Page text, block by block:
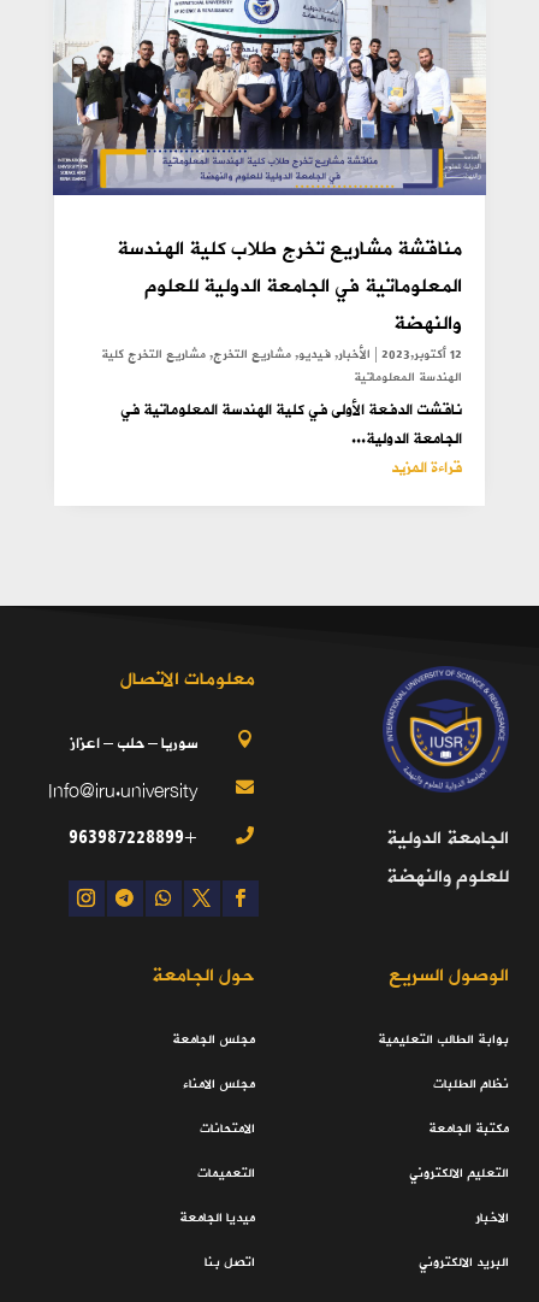
مناقشة مشاريع تخرج طلاب كلية الهندسة
المعلوماتية في الجامعة الدولية للعلوم
والنهضة
12 أكتوبر,2023 | الأخبار,فيديو,مشاريع التخرج,مشاريع التخرج كلية
الهندسة المعلوماتية
ناقشت الدفعة الأولى في كلية الهندسة المعلوماتية في
الجامعة الدولية...
قراءة المزيد
الجامعة الدولية
للعلوم والنهضة
معلومات الاتصال
 سوريا – حلب – اعزاز

Info@iru.university

+963987228899
الوصول السريع
بوابة الطالب التعليمية
نظام الطلبات
مكتبة الجامعة
التعليم الالكتروني
الاخبار
البريد الالكتروني
حول الجامعة
مجلس الجامعة
مجلس الامناء
الامتحانات
التعميمات
ميديا الجامعة
اتصل بنا